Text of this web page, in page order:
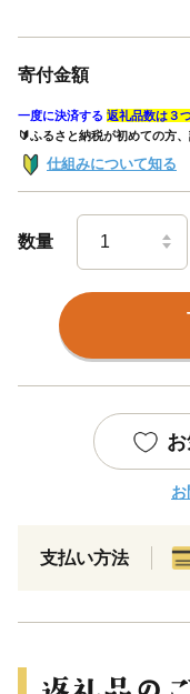
寄付金額
一度に決済する 返礼品数は３
🔰ふるさと納税が初めての方
仕組みについて知る
数量
支払い方法